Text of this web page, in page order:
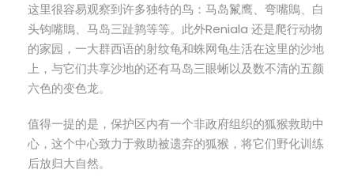
这里很容易观察到许多独特的鸟：马岛鬣鹰、弯嘴鵙、白
头钩嘴鵙、马岛三趾鹑等等。此外Reniala 还是爬行动物
的家园，一大群西语的射纹龟和蛛网龟生活在这里的沙地
上，与它们共享沙地的还有马岛三眼蜥以及数不清的五颜
六色的变色龙。
值得一提的是，保护区内有一个非政府组织的狐猴救助中
心，这个中心致力于救助被遗弃的狐猴，将它们野化训练
后放归大自然。